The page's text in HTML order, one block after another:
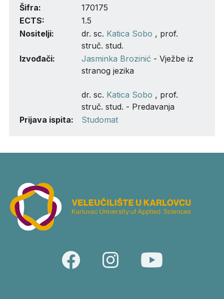
Šifra:
170175
ECTS:
1.5
Nositelji:
dr. sc. Katica Sobo , prof.
struč. stud.
Izvođači:
Jasminka Brozinić - Vježbe iz
stranog jezika
dr. sc. Katica Sobo , prof.
struč. stud. - Predavanja
Prijava ispita:
Studomat